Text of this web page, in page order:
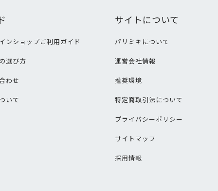
ンショップご利用ガイド
選び方
わせ
いて
サイトについて
パリミキについて
運営会社情報
推奨環境
特定商取引法について
プライバシーポリシー
サイトマップ
採用情報